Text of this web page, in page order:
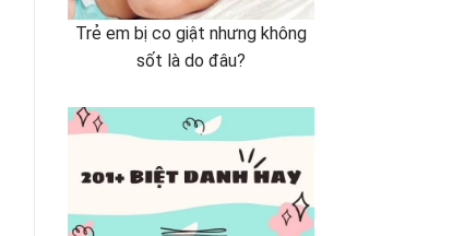
Trẻ em bị co giật nhưng không
sốt là do đâu?